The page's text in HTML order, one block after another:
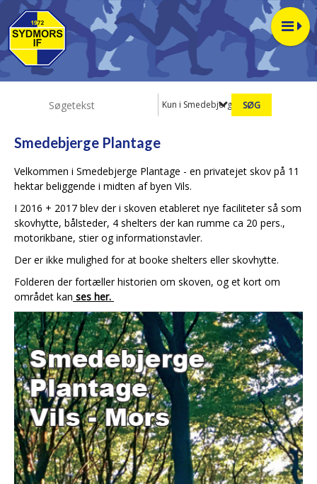
Kun i Smedebjerge Plantage
Smedebjerge Plantage
Velkommen i Smedebjerge Plantage - en privatejet skov på 11
hektar beliggende i midten af byen Vils.
I 2016 + 2017 blev der i skoven etableret nye faciliteter så som
skovhytte, bålsteder, 4 shelters der kan rumme ca 20 pers.,
motorikbane, stier og informationstavler.
Der er ikke mulighed for at booke shelters eller skovhytte.
Folderen der fortæller historien om skoven, og et kort om
området kan ses her.